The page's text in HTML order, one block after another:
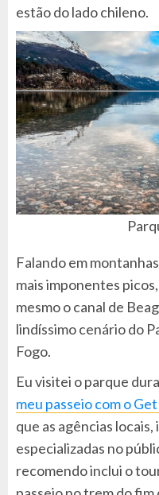
estão do lado chileno.
Falando em
mais imponentes
mesmo o canal de
lindíssimo cenário do
Fogo.
Eu visitei o parque
meu passeio com o
que as agências
especializadas no
recomendo inclui o